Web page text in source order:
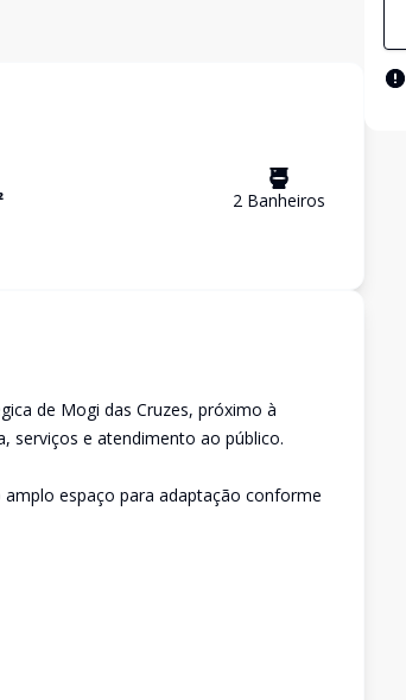
2 Banheiros
de Mogi das Cruzes, próximo à
serviços e atendimento ao público.
espaço para adaptação conforme